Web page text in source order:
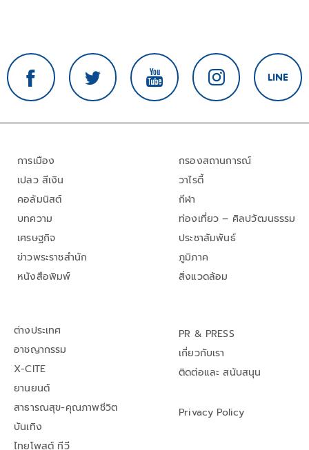
การเมือง
เปลว สีเงิน
คอลัมนิสต์
บทความ
เศรษฐกิจ
ข่าวพระราชสำนัก
หนังสือพิมพ์
กรองสถานการณ์
วาไรตี้
กีฬา
ท่องเที่ยว – ศิลปวัฒนธรรม
ประชาสัมพันธ์
ภูมิภาค
สิ่งแวดล้อม
ต่างประเทศ
อาชญากรรม
X-CITE
ยานยนต์
สาธารณสุข-คุณภาพชีวิต
บันเทิง
ไทยโพสต์ ทีวี
PR & PRESS
เกี่ยวกับเรา
ติดต่อและ สนับสนุน
Privacy Policy